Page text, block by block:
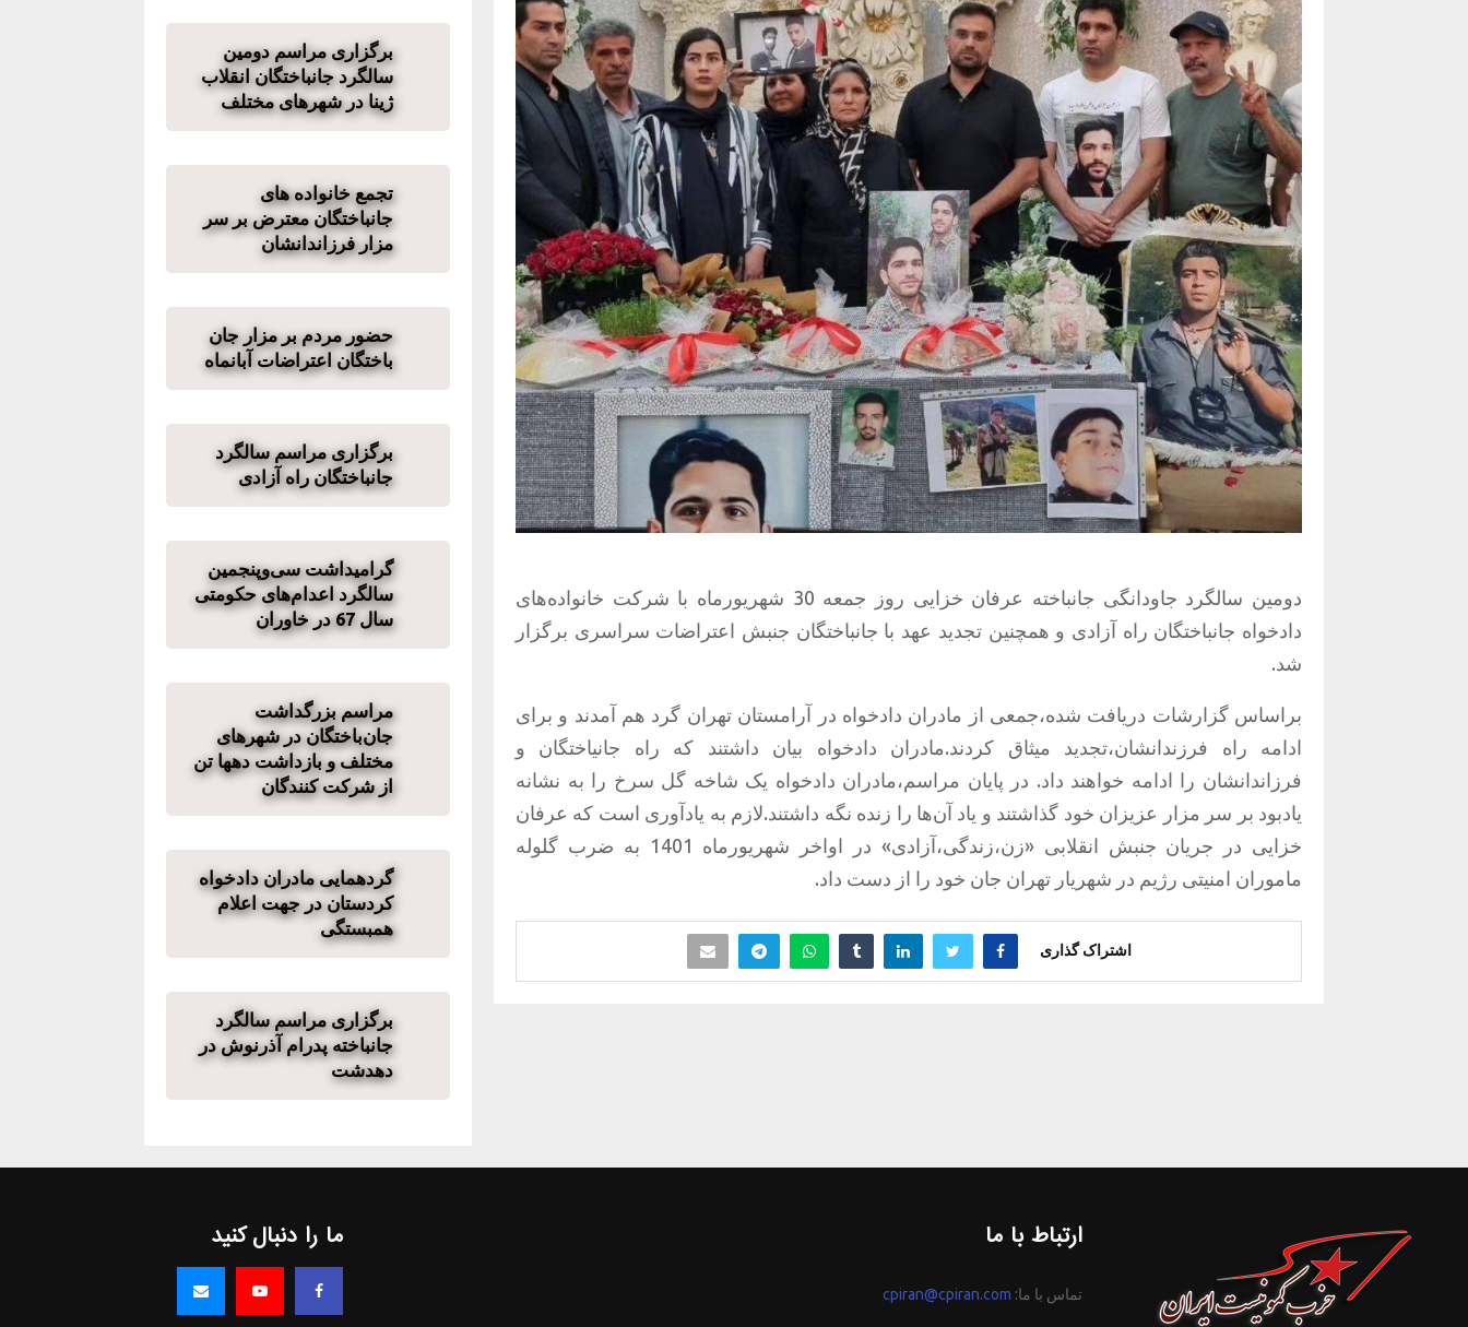
دومین سالگرد جاودانگی جانباخته عرفان خزایی روز جمعه 30 شهریورماه با شرکت خانواده‌های
دادخواه جانباختگان راه آزادی و همچنین تجدید عهد با جانباختگان جنبش اعتراضات سراسری برگزار
شد.
براساس گزارشات دریافت شده،جمعی از مادران دادخواە در آرامستان تهران گرد هم آمدند و برای
ادامە راه فرزندانشان،تجدید میثاق کردند.مادران دادخواه بیان داشتند که راه جانیاختگان و
فرزاندانشان را ادامه خواهند داد. در پایان مراسم،مادران دادخواە یک شاخه گل سرخ را بە نشانە
یادبود بر سر مزار عزیزان خود گذاشتند و یاد آن‌ها را زنده نگه داشتند.لازم به یادآوری است که عرفان
خزایی در جریان جنبش انقلابی «زن،زندگی،آزادی» در اواخر شهریورماه 1401 به ضرب گلوله
ماموران امنیتی رژیم در شهریار تهران جان خود را از دست داد.
اشتراک گذاری
برگزاری مراسم دومین
سالگرد جانباختگان انقلاب
ژینا در شهرهای مختلف
تجمع خانواده های
جانباختگان معترض بر سر
مزار فرزاندانشان
حضور مردم بر مزار جان
باختگان اعتراضات آبانماه
برگزاری مراسم سالگرد
جانباختگان راه آزادی
گرامیداشت سی‌وپنجمین
سالگرد اعدام‌های حکومتی
سال 67 در خاوران
مراسم بزرگداشت
جان‌باختگان در شهرهای
مختلف و بازداشت دهها تن
از شرکت کنندگان
گردهمایی مادران دادخواه
کردستان در جهت اعلام
همبستگی
برگزاری مراسم سالگرد
جانباخته پدرام آذرنوش در
دهدشت
ارتباط با ما
تماس با ما: cpiran@cpiran.com
ما را دنبال کنید